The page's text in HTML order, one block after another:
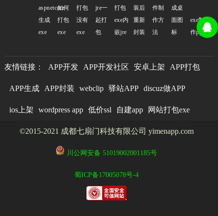
aspnetcore
生成
exe
如何
打包
exe
打包
没有
exe
jre一
起打
包
打包
exe内
嵌jre
装后
重新
封装
件制
作方
法
成桌
面图
标
exe制
作ppt
友情链接： APP开发 APP开发社区 安卓上架 APP打包
APP生成 APP封装 webclip 驿站APP discuz做APP
ios上架 wordpress app 低价ssl 自建app 网站打包exe
©2015-2021 成都七扇门科技有限公司 yimenapp.com
川公网安备 51019002001185号
蜀ICP备17005078号-4